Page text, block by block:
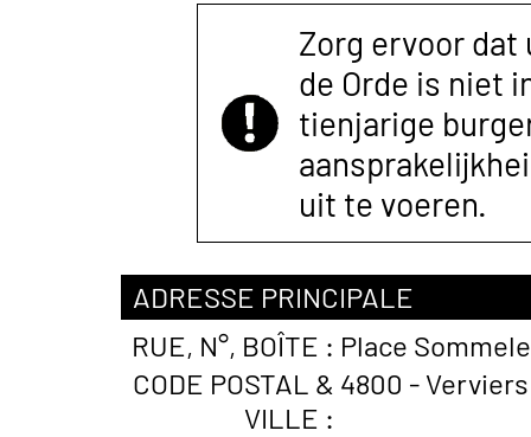
Zorg ervoor
de Orde is niet
tienjarige
uit te voeren.
ADRESSE PRINCIPALE
RUE, N°, BOÎTE : Place
CODE POSTAL &
VILLE :
4800 -